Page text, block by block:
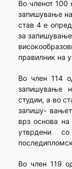
Во членот 100
запишување
став 4 е
за
правилник на
Во член 114
запишување
студии, а во
запишу-
врз основа
утврдени
Во член 119